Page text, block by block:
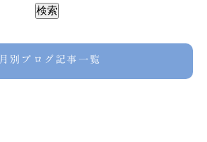
月別ブログ記事一覧